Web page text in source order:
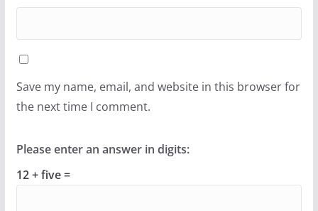
Save my name, email, and website in this browser for
the next time I comment.
Please enter an answer in digits:
12 + five =